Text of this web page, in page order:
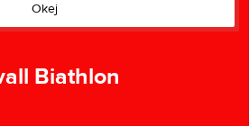
Okej
Biathlon